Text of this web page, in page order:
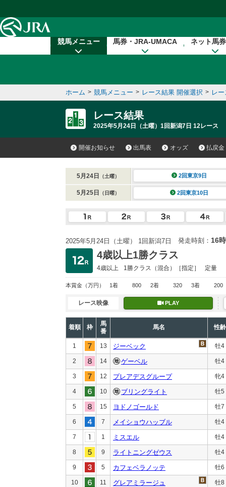
競馬メニュー 馬券・JRA-UMACA ネット馬
ホーム > 競馬メニュー > レース結果 開催選択 > レ
レース結果
2025年5月24日（土曜）1回新潟7日 12レース
開催お知らせ 出馬表 オッズ 払戻金
5月24日 （土曜） 2回東京9日
5月25日 （日曜） 2回東京10日
2025年5月24日（土曜） 1回新潟7日 発走時刻： 16
4歳以上1勝クラス
4歳以上 1勝クラス （混合）［指定］ 定量
本賞金 （万円） 1着 800 2着 320 3着 200
レース映像 PLAY
着順 枠
馬
番
馬名 性齢
1 13 ジーベック 牡4
2 14 ゲーベル 牡4
3 12 プレアデスグループ 牝4
4 10 ブリングライト 牡5
5 15 ヨドノゴールド 牡7
6 7 メイショウハッブル 牡4
7 1 ミスエル 牡4
8 9 ライトニングゼウス 牡4
9 5 カフェベラノッテ 牡6
10 11 グレアミラージュ 牡8